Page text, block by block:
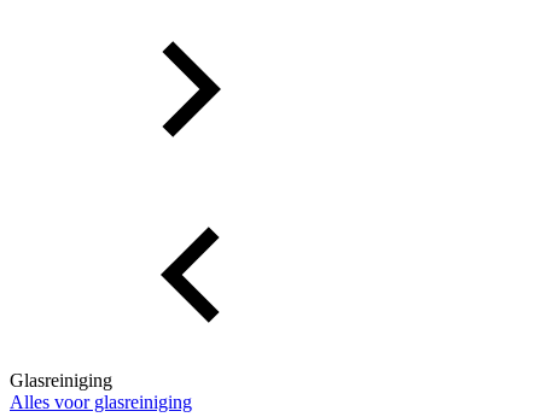
Glasreiniging
Alles voor glasreiniging